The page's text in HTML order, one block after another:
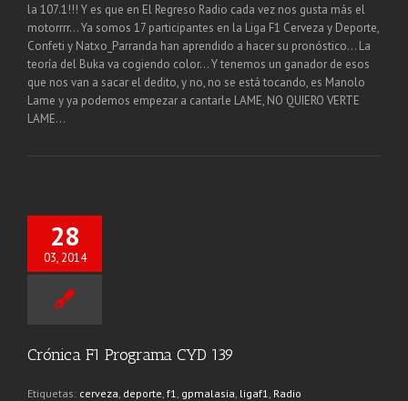
la 107.1!!! Y es que en El Regreso Radio cada vez nos gusta más el
motorrrr… Ya somos 17 participantes en la Liga F1 Cerveza y Deporte,
Confeti y Natxo_Parranda han aprendido a hacer su pronóstico… La
teoría del Buka va cogiendo color… Y tenemos un ganador de esos
que nos van a sacar el dedito, y no, no se está tocando, es Manolo
Lame y ya podemos empezar a cantarle LAME, NO QUIERO VERTE
LAME…
28
03, 2014
Crónica F1 Programa CYD 139
Etiquetas: cerveza deporte f1 gpmalasia ligaf1 Radio